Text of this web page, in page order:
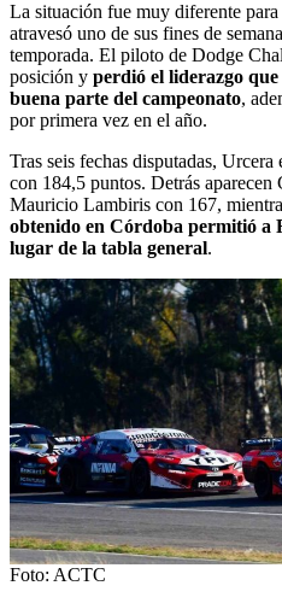
La situación fue muy diferente
atravesó uno de sus fines de
temporada. El piloto de Dodge
posición y perdió el liderazgo
buena parte del campeonato,
por primera vez en el año.
Tras seis fechas disputadas,
con 184,5 puntos. Detrás
Mauricio Lambiris con 167,
obtenido en Córdoba permitió a
lugar de la tabla general.
Foto: ACTC